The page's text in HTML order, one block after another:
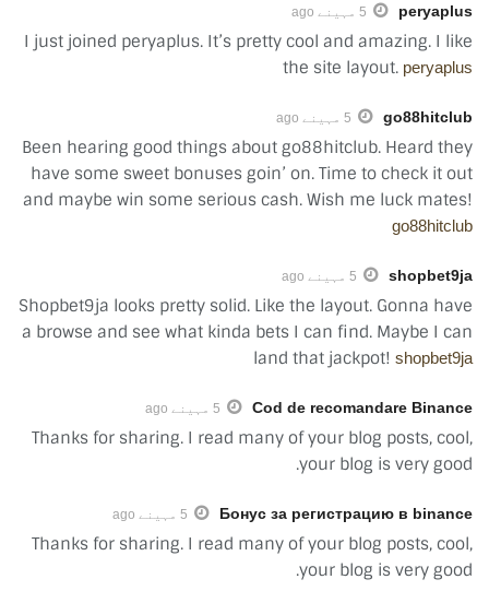
peryaplus 5 مہینے ago
I just joined peryaplus. It’s pretty cool and amazing. I like
the site layout. peryaplus
go88hitclub 5 مہینے ago
Been hearing good things about go88hitclub. Heard they
have some sweet bonuses goin’ on. Time to check it out
and maybe win some serious cash. Wish me luck mates!
go88hitclub
shopbet9ja 5 مہینے ago
Shopbet9ja looks pretty solid. Like the layout. Gonna have
a browse and see what kinda bets I can find. Maybe I can
land that jackpot! shopbet9ja
Cod de recomandare Binance 5 مہینے ago
Thanks for sharing. I read many of your blog posts, cool,
your blog is very good.
Бонус за регистрацию в binance 5 مہینے ago
Thanks for sharing. I read many of your blog posts, cool,
your blog is very good.